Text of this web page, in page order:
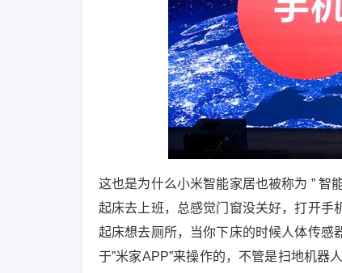
这也是为什么小米智能家居也被称为 ” 智
起床去上班，总感觉门窗没关好，打开手
起床想去厕所，当你下床的时候人体传感
于”米家APP”来操作的，不管是扫地机器